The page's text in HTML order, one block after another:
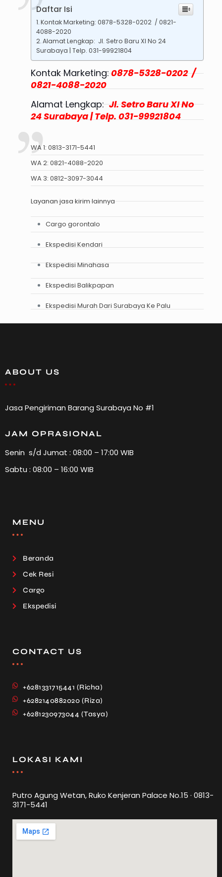
Daftar Isi
Kontak Marketing: 0878-5328-0202 / 0821-
4088-2020
Alamat Lengkap: Jl. Setro Baru XI No 24
Surabaya | Telp. 031-99921804
Kontak Marketing:0878-5328-0202 /
0821-4088-2020
Alamat Lengkap: Jl. Setro Baru XI No
24 Surabaya | Telp. 031-99921804
WA 1: 0813-3171-5441
WA 2: 0821-4088-2020
WA 3: 0812-3097-3044
Layanan jasa kirim lainnya
Cargo gorontalo
Ekspedisi Kendari
Ekspedisi Minahasa
Ekspedisi Balikpapan
Ekspedisi Murah Dari Surabaya Ke Palu
ABOUT US
Jasa Pengiriman Barang Surabaya No #1
JAM OPRASIONAL
Senin s/d Jumat : 08:00 – 17:00 WIB
Sabtu : 08:00 – 16:00 WIB
MENU
Beranda
Cek Resi
Cargo
Ekspedisi
CONTACT US
+6281331715441 (Richa)
+6282140882020 (Riza)
+6281230973044 (Tasya)
LOKASI KAMI
Putro Agung Wetan, Ruko Kenjeran Palace No.15 · 0813-
3171-5441